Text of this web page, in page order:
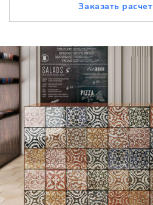
Заказать расчет